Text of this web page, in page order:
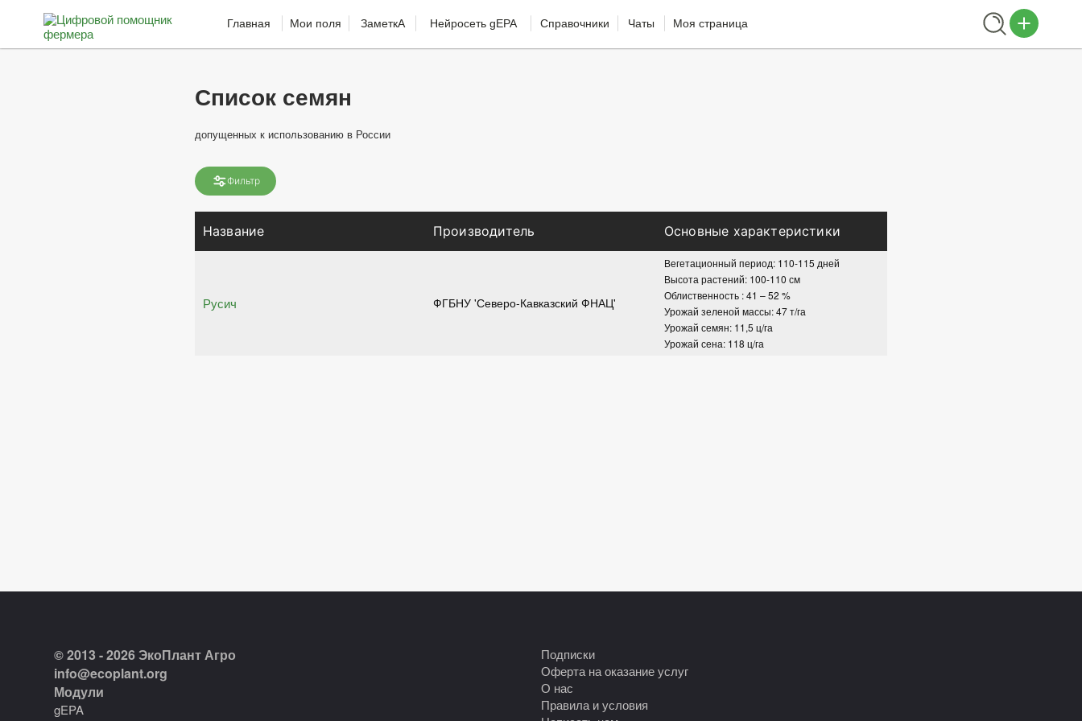
Главная Мои поля ЗаметкА Нейросеть gEPA Справочники Чаты Моя страница
Список семян
допущенных к использованию в России
Фильтр
Название Производитель Основные характеристики
Русич ФГБНУ 'Северо-Кавказский ФНАЦ'
Вегетационный период: 110-115 дней
Высота растений: 100-110 см
Облиственность : 41 – 52 %
Урожай зеленой массы: 47 т/га
Урожай семян: 11,5 ц/га
Урожай сена: 118 ц/га
© 2013 - 2026 ЭкоПлант Агро
info@ecoplant.org
Модули
gEPA
Подписки
Оферта на оказание услуг
О нас
Правила и условия